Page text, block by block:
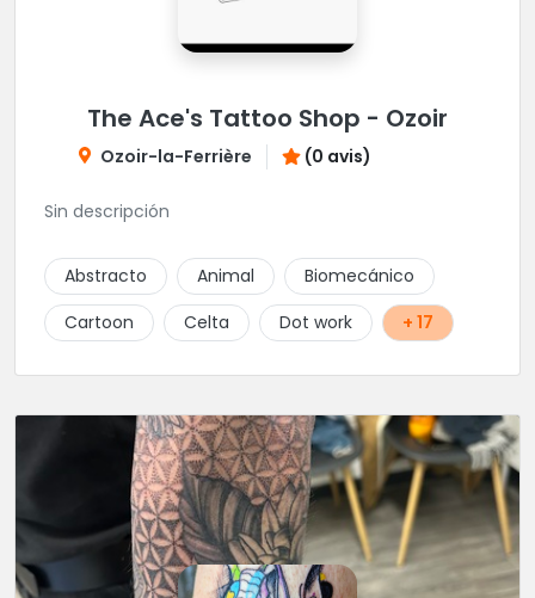
The Ace's Tattoo Shop - Ozoir
Ozoir-la-Ferrière (0 avis)
Sin descripción
Abstracto Animal
Biomecánico
Cartoon
Celta Dot work + 17